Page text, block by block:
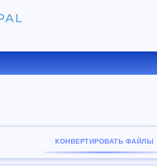
КОНВЕРТИРОВАТЬ ФАЙЛЫ